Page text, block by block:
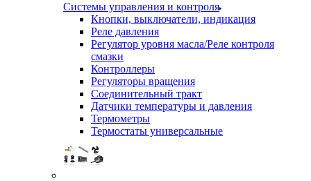
Системы управления и контроля
Кнопки, выключатели, индикация
Реле давления
Регулятор уровня масла/Реле контроля
смазки
Контроллеры
Регуляторы вращения
Соединительный тракт
Датчики температуры и давления
Термометры
Термостаты универсальные